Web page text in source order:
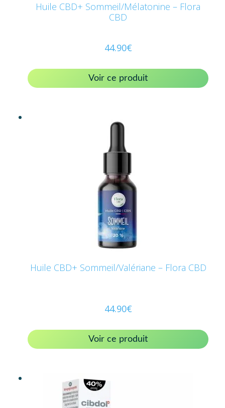
Huile CBD+ Sommeil/Mélatonine – Flora
CBD
44.90€
Voir ce produit
Huile CBD+ Sommeil/Valériane – Flora CBD
44.90€
Voir ce produit